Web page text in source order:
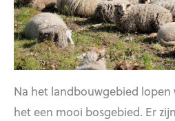
Na het landbouwgebied
het een mooi bosgebied. Er